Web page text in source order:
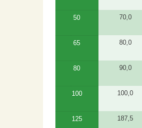
50 70,0
65 80,0
80 90,0
100 100,0
125 187,5